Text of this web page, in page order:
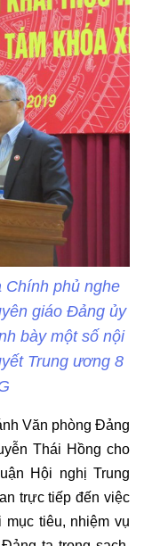
Chính phủ nghe
giáo Đảng ủy
bày một số nội
Trung ương 8
Văn phòng Đảng
Thái Hồng cho
Hội nghị Trung
trực tiếp đến việc
tiêu, nhiệm vụ